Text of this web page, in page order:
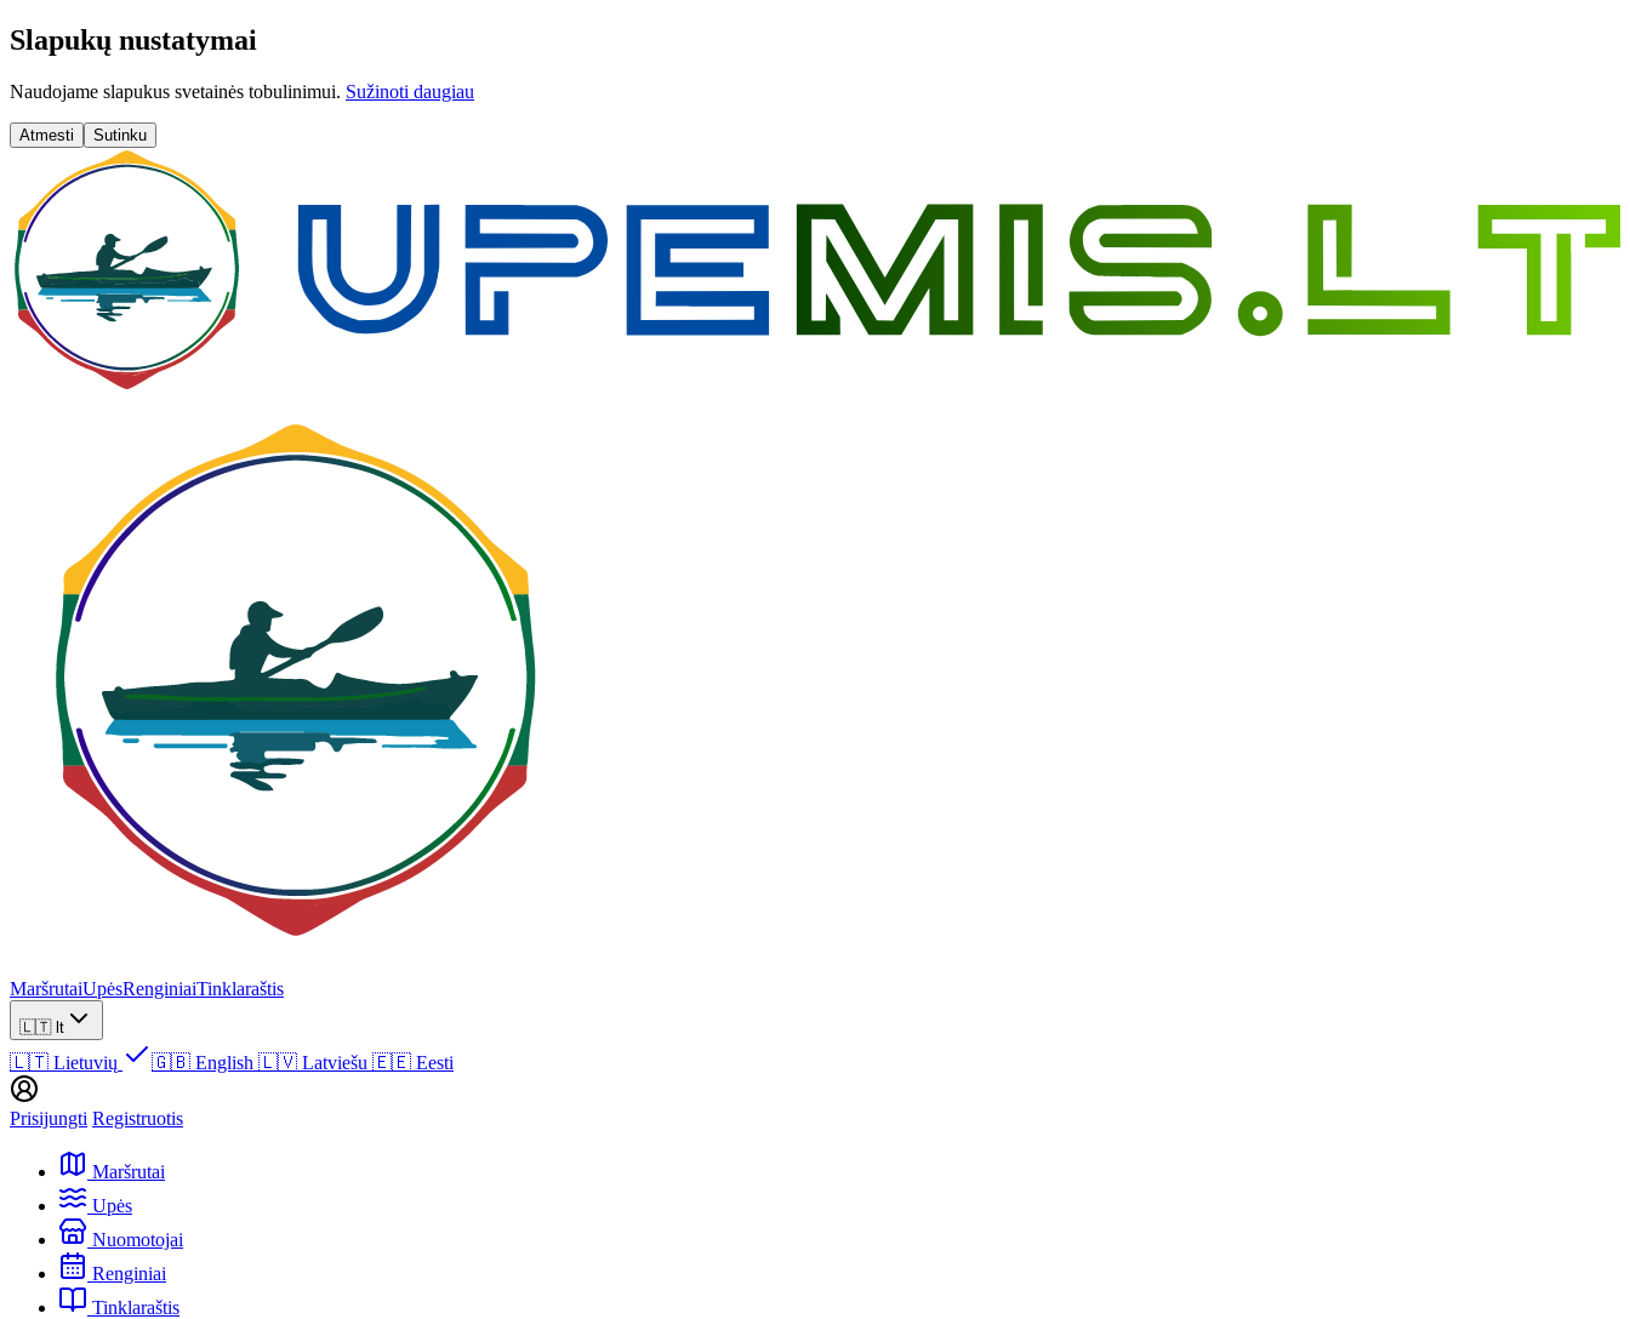
Slapukų nustatymai
Naudojame slapukus svetainės tobulinimui. Sužinoti daugiau
Atmesti Sutinku
MaršrutaiUpėsRenginiaiTinklaraštis
🇱🇹 lt
🇱🇹 Lietuvių 🇬🇧 English 🇱🇻 Latviešu 🇪🇪 Eesti
Prisijungti Registruotis
Maršrutai
Upės
Nuomotojai
Renginiai
Tinklaraštis